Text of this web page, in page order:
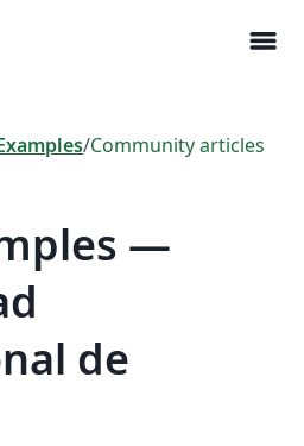
menu
/Community articles
—
de